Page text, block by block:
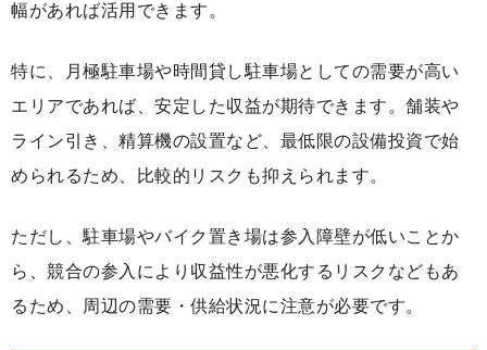
幅があれば活用できます。
特に、月極駐車場や時間貸し駐車場としての需要が高い
エリアであれば、安定した収益が期待できます。舗装や
ライン引き、精算機の設置など、最低限の設備投資で始
められるため、比較的リスクも抑えられます。
ただし、駐車場やバイク置き場は参入障壁が低いことか
ら、競合の参入により収益性が悪化するリスクなどもあ
るため、周辺の需要・供給状況に注意が必要です。